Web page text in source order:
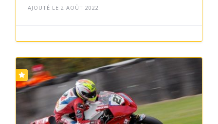
AJOUTÉ LE 2 AOÛT 2022